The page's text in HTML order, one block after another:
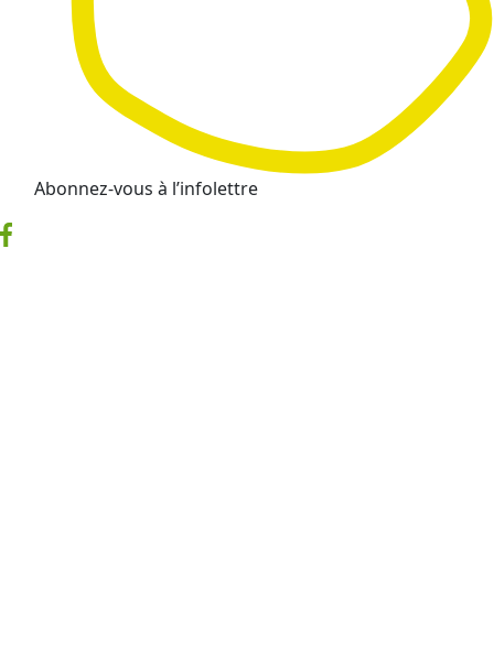
Abonnez-vous à l’infolettre